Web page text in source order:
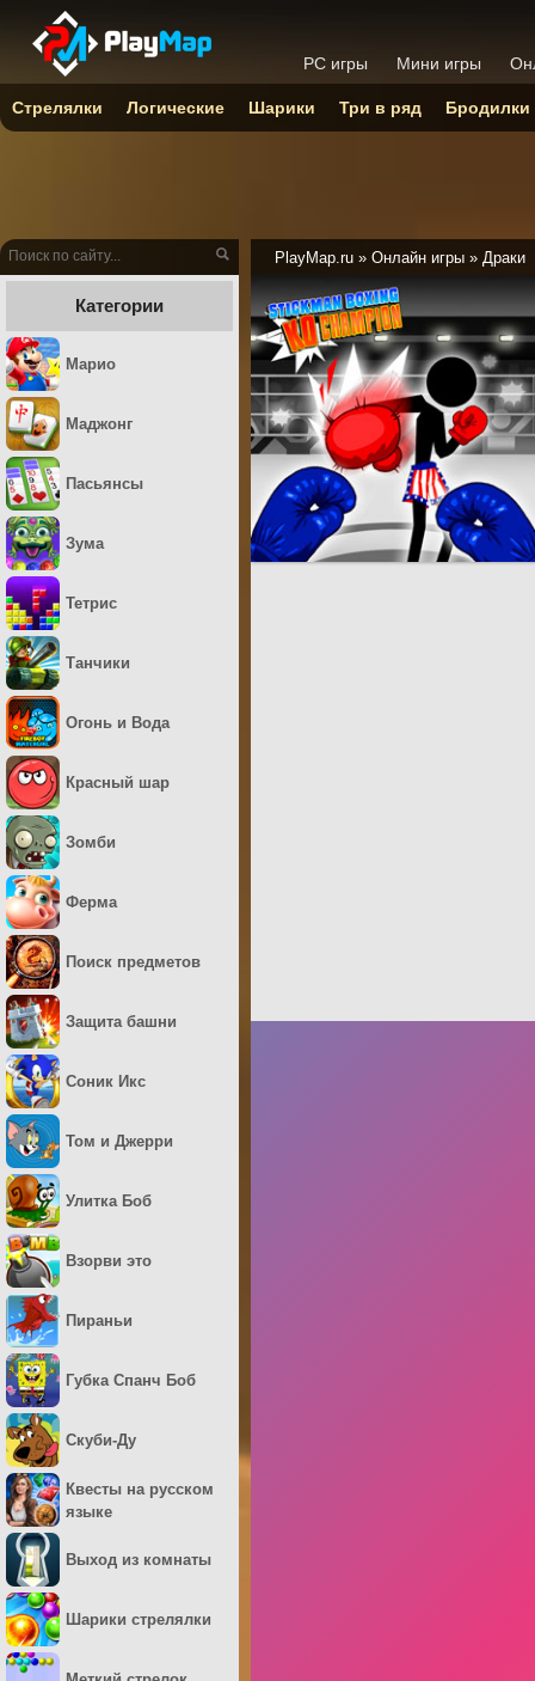
PlayMap.ru » Онлайн игры » Драки
Категории
Марио
Маджонг
Пасьянсы
Зума
Тетрис
Танчики
Огонь и Вода
Красный шар
Зомби
Ферма
Поиск предметов
Защита башни
Соник Икс
Том и Джерри
Улитка Боб
Взорви это
Пираньи
Губка Спанч Боб
Скуби-Ду
Квесты на русском
языке
Выход из комнаты
Шарики стрелялки
PC игры Мини игры
Стрелялки Логические Шарики Три в ряд Бродилки